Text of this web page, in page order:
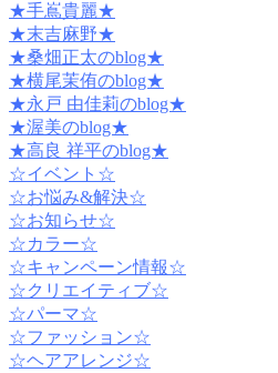
★手嶌貴麗★
★末吉麻野★
★桑畑正太のblog★
★横尾茉侑のblog★
★永戸 由佳莉のblog★
★渥美のblog★
★高良 祥平のblog★
☆イベント☆
☆お悩み&解決☆
☆お知らせ☆
☆カラー☆
☆キャンペーン情報☆
☆クリエイティブ☆
☆パーマ☆
☆ファッション☆
☆ヘアアレンジ☆